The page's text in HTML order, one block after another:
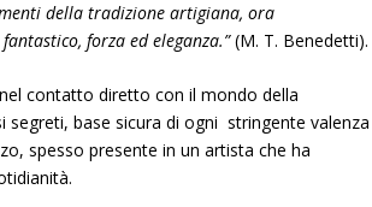
della tradizione artigiana, ora
forza ed eleganza.”(M. T. Benedetti).
contatto diretto con il mondo della
base sicura di ogni stringente valenza
spesso presente in un artista che ha